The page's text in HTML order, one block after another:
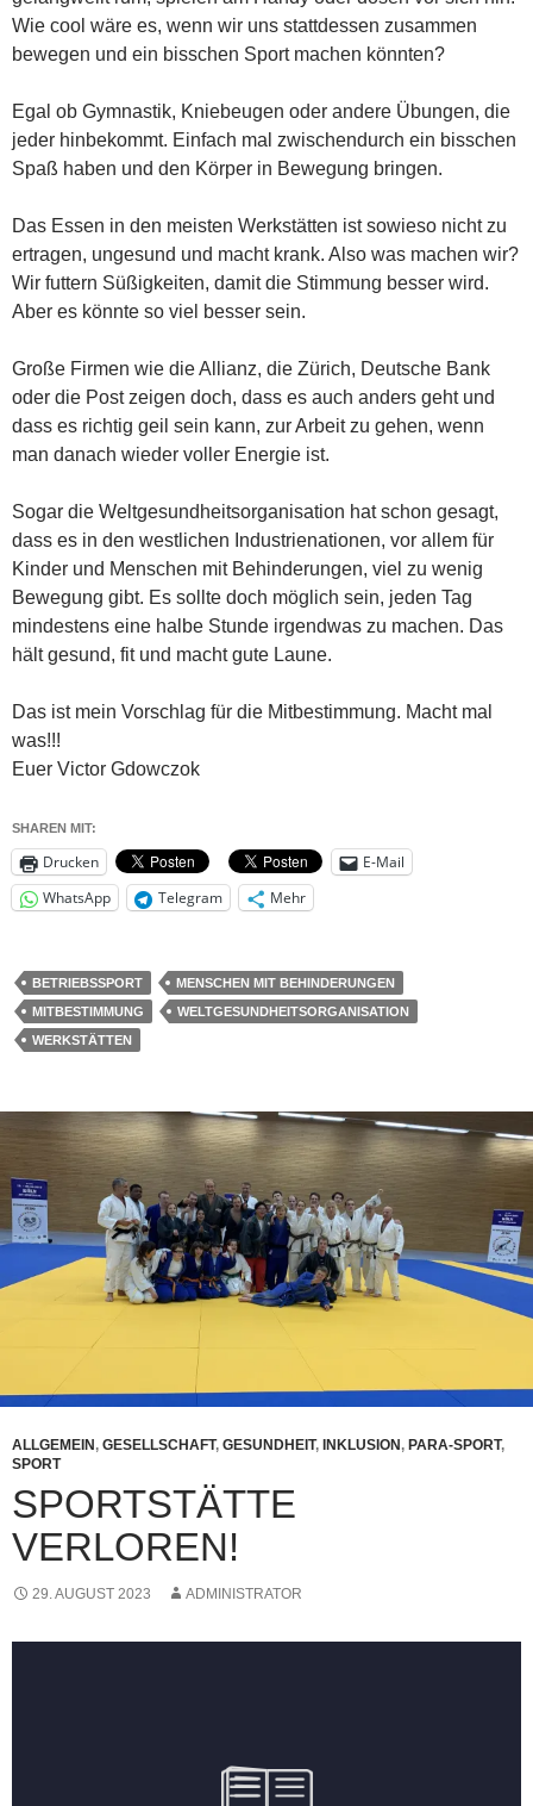
Wie cool wäre es, wenn wir uns stattdessen zusammen
bewegen und ein bisschen Sport machen könnten?
Egal ob Gymnastik, Kniebeugen oder andere Übungen, die
jeder hinbekommt. Einfach mal zwischendurch ein bisschen
Spaß haben und den Körper in Bewegung bringen.
Das Essen in den meisten Werkstätten ist sowieso nicht zu
ertragen, ungesund und macht krank. Also was machen wir?
Wir futtern Süßigkeiten, damit die Stimmung besser wird.
Aber es könnte so viel besser sein.
Große Firmen wie die Allianz, die Zürich, Deutsche Bank
oder die Post zeigen doch, dass es auch anders geht und
dass es richtig geil sein kann, zur Arbeit zu gehen, wenn
man danach wieder voller Energie ist.
Sogar die Weltgesundheitsorganisation hat schon gesagt,
dass es in den westlichen Industrienationen, vor allem für
Kinder und Menschen mit Behinderungen, viel zu wenig
Bewegung gibt. Es sollte doch möglich sein, jeden Tag
mindestens eine halbe Stunde irgendwas zu machen. Das
hält gesund, fit und macht gute Laune.
Das ist mein Vorschlag für die Mitbestimmung. Macht mal
was!!!
Euer Victor Gdowczok
SHAREN MIT:
Drucken
E-Mail
WhatsApp
Telegram Mehr
BETRIEBSSPORT
MENSCHEN MIT BEHINDERUNGEN
MITBESTIMMUNG
WELTGESUNDHEITSORGANISATION
WERKSTÄTTEN
ALLGEMEIN , GESELLSCHAFT, GESUNDHEIT, INKLUSION , PARA-SPORT,
SPORT
SPORTSTÄTTE
VERLOREN!
29. AUGUST 2023 ADMINISTRATOR